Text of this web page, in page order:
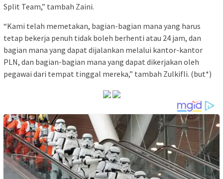
Split Team,” tambah Zaini.
“Kami telah memetakan, bagian-bagian mana yang harus
tetap bekerja penuh tidak boleh berhenti atau 24 jam, dan
bagian mana yang dapat dijalankan melalui kantor-kantor
PLN, dan bagian-bagian mana yang dapat dikerjakan oleh
pegawai dari tempat tinggal mereka,” tambah Zulkifli. (but*)